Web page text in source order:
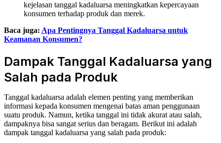
kejelasan tanggal kadaluarsa meningkatkan kepercayaan
konsumen terhadap produk dan merek.
Baca juga: Apa Pentingnya Tanggal Kadaluarsa untuk
Keamanan Konsumen?
Dampak Tanggal Kadaluarsa yang
Salah pada Produk
Tanggal kadaluarsa adalah elemen penting yang memberikan
informasi kepada konsumen mengenai batas aman penggunaan
suatu produk. Namun, ketika tanggal ini tidak akurat atau salah,
dampaknya bisa sangat serius dan beragam. Berikut ini adalah
dampak tanggal kadaluarsa yang salah pada produk: